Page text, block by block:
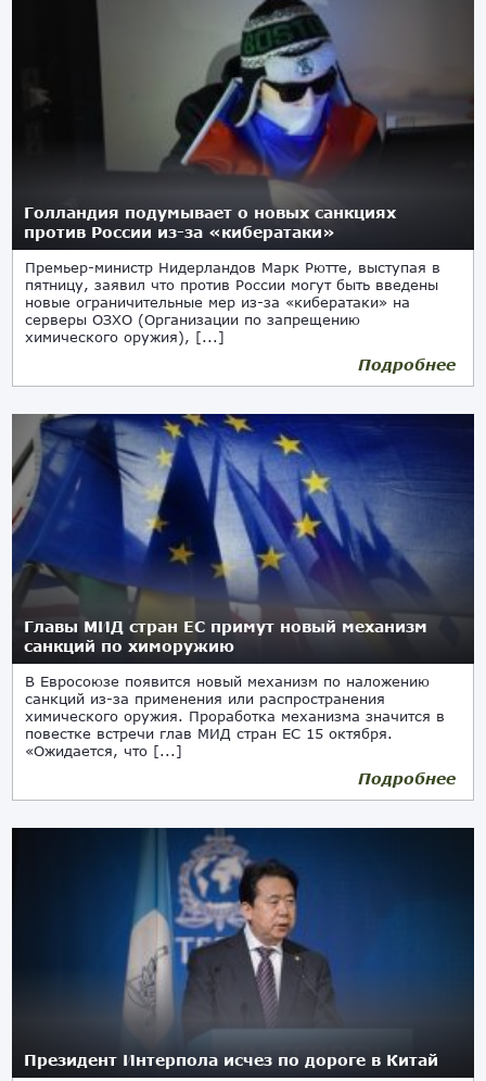
Голландия подумывает о новых санкциях
против России из-за «кибератаки»
Премьер-министр Нидерландов Марк Рютте, выступая в
пятницу, заявил что против России могут быть введены
новые ограничительные мер из-за «кибератаки» на
серверы ОЗХО (Организации по запрещению
химического оружия), [...]
Подробнее
Главы МИД стран ЕС примут новый механизм
санкций по химоружию
В Евросоюзе появится новый механизм по наложению
санкций из-за применения или распространения
химического оружия. Проработка механизма значится в
повестке встречи глав МИД стран ЕС 15 октября.
«Ожидается, что [...]
Подробнее
Президент Интерпола исчез по дороге в Китай